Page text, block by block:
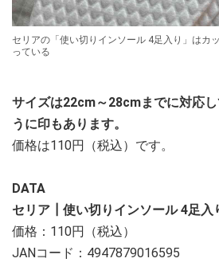
セリアの「使い切りインソール 4足入り」はカ
っている
サイズは22cm～28cmまでに対応
うに印もあります。
価格は110円（税込）です。
DATA
セリア┃使い切りインソール 4足入
価格：110円（税込）
JANコード：4947879016595